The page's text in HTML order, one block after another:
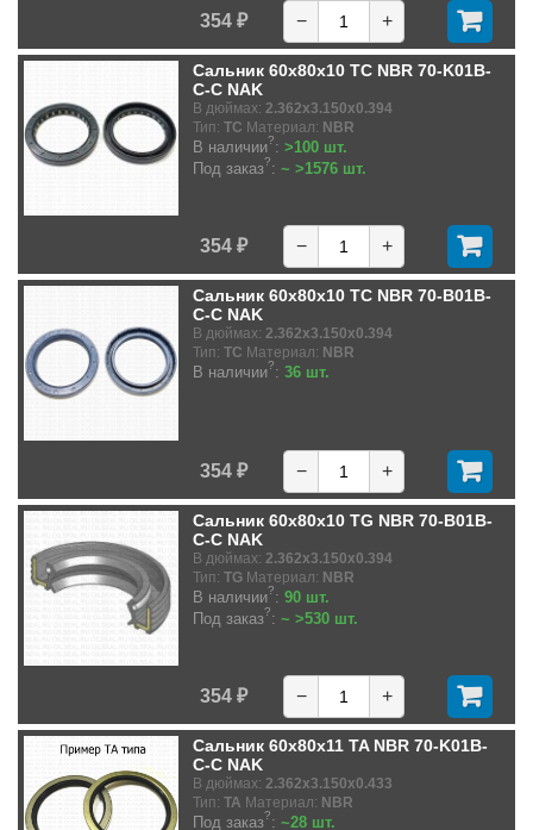
354 ₽ − +
Сальник 60x80x10 TC NBR 70-K01B-
C-C NAK
В дюймах: 2.362x3.150x0.394
Тип: TC Материал: NBR
В наличии?: >100 шт.
Под заказ?: ~ >1576 шт.
354 ₽ − +
Сальник 60x80x10 TC NBR 70-B01B-
C-C NAK
В дюймах: 2.362x3.150x0.394
Тип: TC Материал: NBR
В наличии?: 36 шт.
354 ₽ − +
Сальник 60x80x10 TG NBR 70-B01B-
C-C NAK
В дюймах: 2.362x3.150x0.394
Тип: TG Материал: NBR
В наличии?: 90 шт.
Под заказ?: ~ >530 шт.
354 ₽ − +
Сальник 60x80x11 TA NBR 70-K01B-
C-C NAK
В дюймах: 2.362x3.150x0.433
Тип: TA Материал: NBR
Под заказ?: ~28 шт.